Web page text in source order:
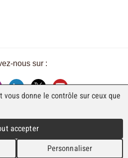
nous sur :
DE FAJI SA
Industrielle 98
2740 Moutier
(0)32 492 70 10
donne le contrôle sur ceux que
accepter
Personnaliser